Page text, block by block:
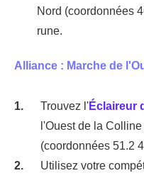
Nord (coordonnées
rune.
Alliance : Marche de
Trouvez l'Éclaireur
l'Ouest de la
(coordonnées 51.2
Utilisez votre